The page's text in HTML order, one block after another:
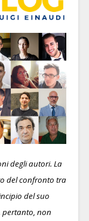
degli autori. La
del confronto tra
del suo
pertanto, non